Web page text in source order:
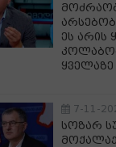
ეს
7-11-
სოზარ